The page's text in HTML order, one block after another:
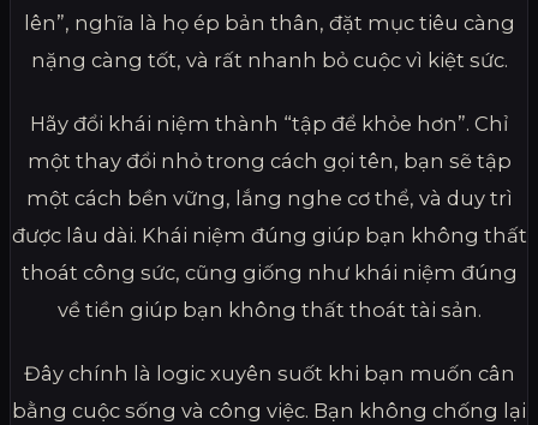
lên”, nghĩa là họ ép bản thân, đặt mục tiêu càng
nặng càng tốt, và rất nhanh bỏ cuộc vì kiệt sức.
Hãy đổi khái niệm thành “tập để khỏe hơn”. Chỉ
một thay đổi nhỏ trong cách gọi tên, bạn sẽ tập
một cách bền vững, lắng nghe cơ thể, và duy trì
được lâu dài. Khái niệm đúng giúp bạn không thất
thoát công sức, cũng giống như khái niệm đúng
về tiền giúp bạn không thất thoát tài sản.
Đây chính là logic xuyên suốt khi bạn muốn cân
bằng cuộc sống và công việc. Bạn không chống lại